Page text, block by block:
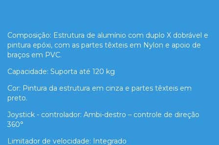
Composição: Estrutura de alumínio com duplo X dobrável e
pintura epóxi, com as partes têxteis em Nylon e apoio de
braços em PVC.
Capacidade: Suporta até 120 kg
Cor: Pintura da estrutura em cinza e partes têxteis em
preto.
Joystick - controlador: Ambi-destro – controle de direção
360°
Limitador de velocidade: Integrado